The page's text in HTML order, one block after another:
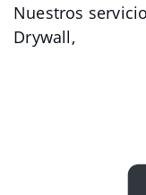
Nuestros
️Drywall,